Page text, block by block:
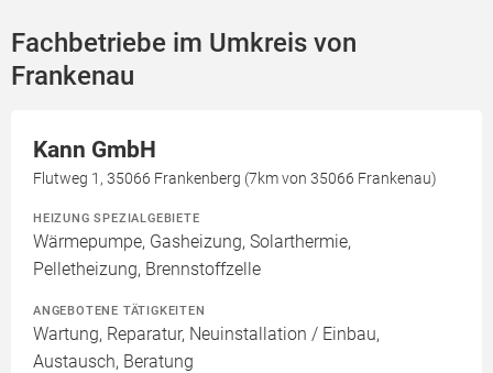
Fachbetriebe im Umkreis von
Frankenau
Kann GmbH
Flutweg 1, 35066 Frankenberg (7km von 35066 Frankenau)
HEIZUNG SPEZIALGEBIETE
Wärmepumpe, Gasheizung, Solarthermie,
Pelletheizung, Brennstoffzelle
ANGEBOTENE TÄTIGKEITEN
Wartung, Reparatur, Neuinstallation / Einbau,
Austausch, Beratung